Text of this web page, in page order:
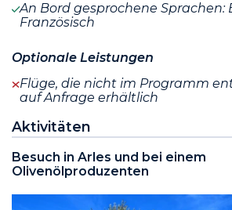
An Bord gesprochene Sprachen:
Französisch
Optionale Leistungen
Flüge, die nicht im Programm
auf Anfrage erhältlich
Aktivitäten
Besuch in Arles und bei einem
Olivenölproduzenten